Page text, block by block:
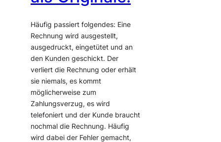
Häufig passiert folgendes: Eine
Rechnung wird ausgestellt,
ausgedruckt, eingetütet und an
den Kunden geschickt. Der
verliert die Rechnung oder erhält
sie niemals, es kommt
möglicherweise zum
Zahlungsverzug, es wird
telefoniert und der Kunde braucht
nochmal die Rechnung. Häufig
wird dabei der Fehler gemacht,